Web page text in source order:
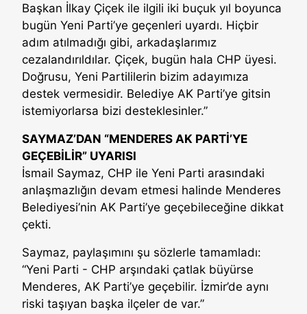
Başkan İlkay Çiçek ile ilgili iki buçuk yıl boyunca
bugün Yeni Parti’ye geçenleri uyardı. Hiçbir
adım atılmadığı gibi, arkadaşlarımız
cezalandırıldılar. Çiçek, bugün hala CHP üyesi.
Doğrusu, Yeni Partililerin bizim adayımıza
destek vermesidir. Belediye AK Parti’ye gitsin
istemiyorlarsa bizi desteklesinler.”
SAYMAZ’DAN “MENDERES AK PARTİ’YE
GEÇEBİLİR” UYARISI
İsmail Saymaz, CHP ile Yeni Parti arasındaki
anlaşmazlığın devam etmesi halinde Menderes
Belediyesi’nin AK Parti’ye geçebileceğine dikkat
çekti.
Saymaz, paylaşımını şu sözlerle tamamladı:
“Yeni Parti - CHP arşındaki çatlak büyürse
Menderes, AK Parti’ye geçebilir. İzmir’de aynı
riski taşıyan başka ilçeler de var.”